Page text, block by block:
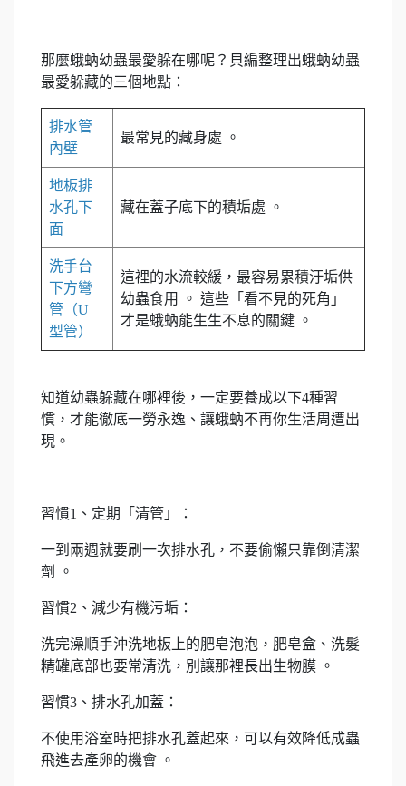
那麼蛾蚋幼蟲最愛躲在哪呢？貝編整理出蛾蚋幼蟲
最愛躲藏的三個地點：
排水管
內壁
最常見的藏身處 。
地板排
水孔下
面
藏在蓋子底下的積垢處 。
洗手台
下方彎
管（U
型管）
這裡的水流較緩，最容易累積汙垢供
幼蟲食用 。 這些「看不見的死角」
才是蛾蚋能生生不息的關鍵 。
知道幼蟲躲藏在哪裡後，一定要養成以下4種習
慣，才能徹底一勞永逸、讓蛾蚋不再你生活周遭出
現。
習慣1、定期「清管」：
一到兩週就要刷一次排水孔，不要偷懶只靠倒清潔
劑 。
習慣2、減少有機污垢：
洗完澡順手沖洗地板上的肥皂泡泡，肥皂盒、洗髮
精罐底部也要常清洗，別讓那裡長出生物膜 。
習慣3、排水孔加蓋：
不使用浴室時把排水孔蓋起來，可以有效降低成蟲
飛進去產卵的機會 。